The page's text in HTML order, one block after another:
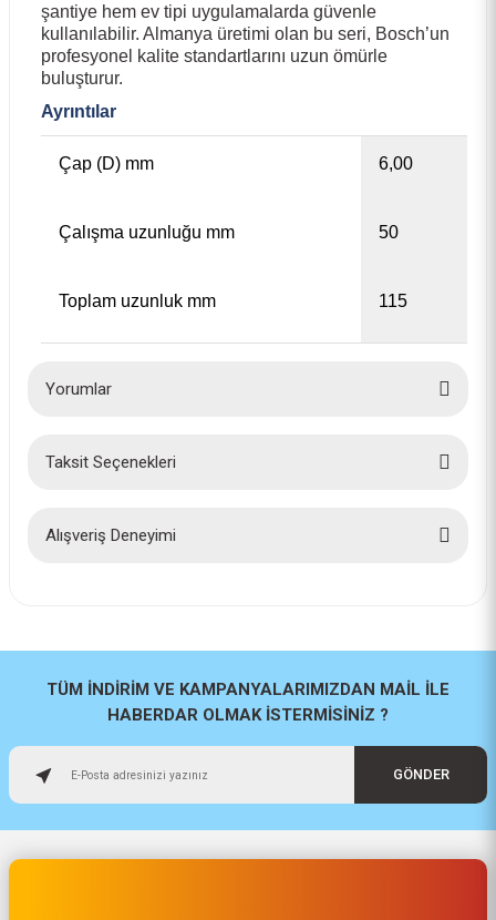
şantiye hem ev tipi uygulamalarda güvenle
kullanılabilir. Almanya üretimi olan bu seri, Bosch’un
profesyonel kalite standartlarını uzun ömürle
buluşturur.
Ayrıntılar
Çap (D) mm 6,00
Çalışma uzunluğu mm 50
Toplam uzunluk mm 115
Yorumlar
Taksit Seçenekleri
Alışveriş Deneyimi
orijinal
H... U... | 02/06/2026
TÜM İNDİRİM VE KAMPANYALARIMIZDAN MAİL İLE
HABERDAR OLMAK İSTERMİSİNİZ ?
GÖNDER